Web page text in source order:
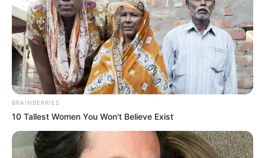
BRAINBERRIES
10 Tallest Women You Won't Believe Exist